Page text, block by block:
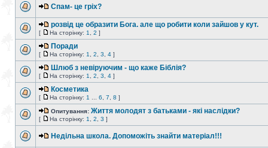
Спам- це гріх?
розвід це образити Бога. але що робити коли зайшов у кут.
[ На сторінку: 1 2 ]
Поради
[ На сторінку: 1 2 3 4 ]
Шлюб з невіруючим - що каже Біблія?
[ На сторінку: 1 2 3 4 ]
Косметика
[ На сторінку: 1 6 7 8 ]
Опитування: Життя молодят з батьками - які наслідки?
[ На сторінку: 1 2 3 ]
Недільна школа. Допоможіть знайти матеріал!!!